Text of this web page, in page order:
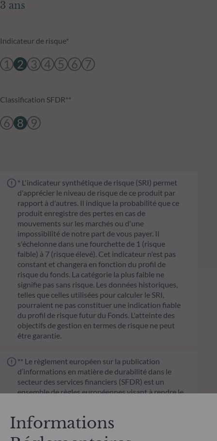
3 ans
Indicateur de risque*
1 2 3 4 5 6 7
Classification SFDR**
6 8 9
* L'indicateur synthétique de risque (SRI) permet
d'apprécier le niveau de risque de ce produit par
rapport à d'autres. Il indique la probabilité que ce
produit enregistre des pertes en cas de
mouvements sur les marchés ou d'une
impossibilité de notre part de vous payer. Il
s'échelonne dans une fourchette de 1 (risque
faible) à 7 (risque élevé). Cet indicateur n'est pas
constant et changera en fonction du profil de
risque du fonds. La catégorie la plus faible ne
signifie pas sans risque. Les données historiques,
telles que celles utilisées pour calculer le SRI,
pourraient ne pas constituer une indication fiable
du profil de risque futur du Fonds. L'atteinte des
objectifs de gestion en termes de risque ne peut
être garantie.
** Le règlement européen sur la publication
d’informations en matière de durabilité dans le
secteur des services financiers (SFDR) est un
ensemble de règles européennes visant à rendre le
investisseurs finaux. Article 6 : L'équipe de gestion
Informations